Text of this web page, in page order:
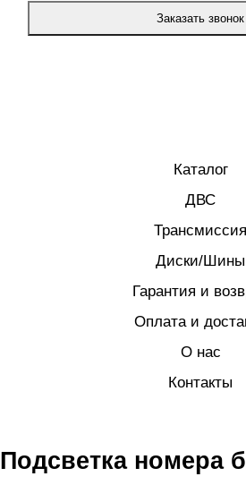
Заказать звонок
Каталог
ДВС
Трансмиссия
Диски/Шины
Гарантия и
Оплата и
О нас
Контакты
Подсветка номера